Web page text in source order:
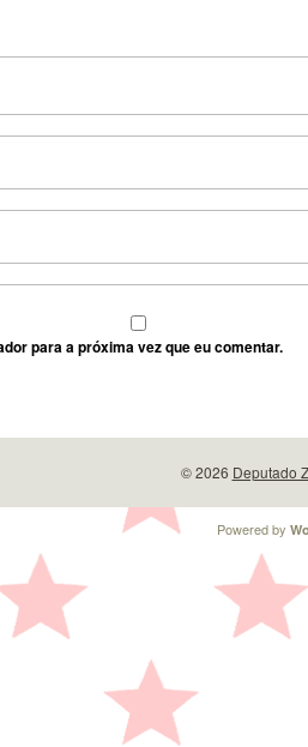
para a próxima vez que eu comentar.
© 2026 Deputado
Powered by